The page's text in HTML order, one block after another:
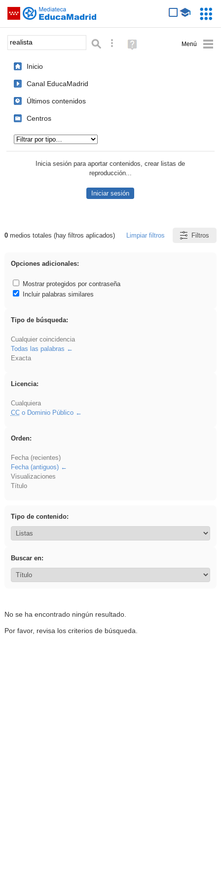
Saltar navegación
Palabra o frase: Búsqueda avanzada
Ayuda
(en
Inicio
Canal EducaMadrid
Últimos contenidos
Centros
Inicia sesión para aportar contenidos, crear listas de
reproducción...
Iniciar sesión
Resultados de: realista
0medios totales (hay filtros aplicados) Limpiar filtros Filtros
Opciones adicionales:
Mostrar protegidos por contraseña
Incluir palabras similares
Tipo de búsqueda:
Cualquier coincidencia
Todas las palabras
Exacta
Licencia:
Cualquiera
CCo Dominio Público
Orden:
Fecha (recientes)
Fecha (antiguos)
Visualizaciones
Título
Tipo de contenido:
Buscar en:
No se ha encontrado ningún resultado.
Por favor, revisa los criterios de búsqueda.